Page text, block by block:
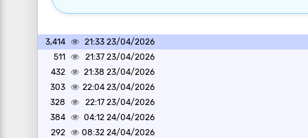
23/04/2026 21:33
3,414
23/04/2026 21:37
511
23/04/2026 21:38
432
23/04/2026 22:04
303
23/04/2026 22:17
328
24/04/2026 04:12
384
24/04/2026 08:32
292